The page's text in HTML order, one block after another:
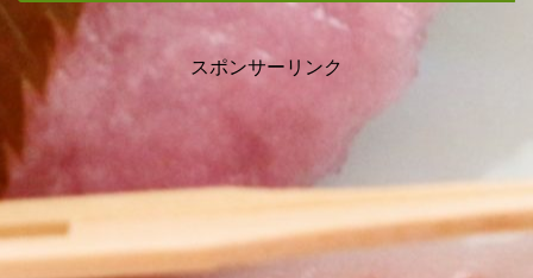
スポンサーリンク